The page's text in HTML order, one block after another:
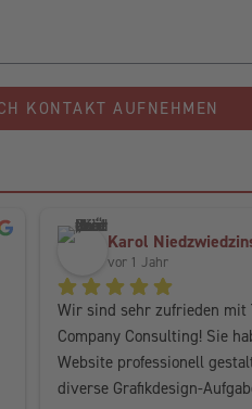
KONTAKT AUFNEHMEN
Karol
vor 1 Jahr
Wir sind sehr zufrieden mit
Company Consulting! Sie
Website professionell
diverse Grafikdesign-